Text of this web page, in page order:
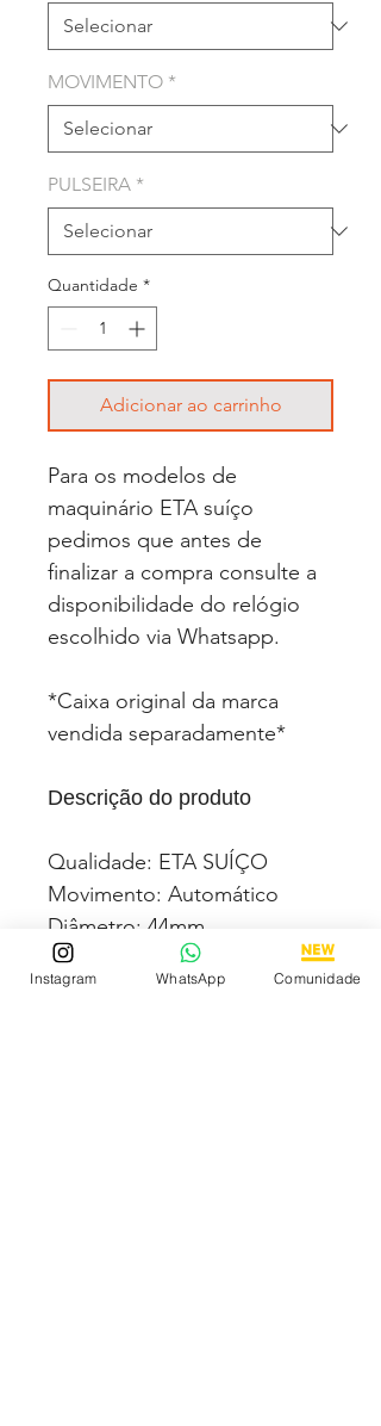
MOVIMENTO *
PULSEIRA *
Quantidade *
Adicionar ao carrinho
Para os modelos de
maquinário ETA suíço
pedimos que antes de
finalizar a compra consulte a
disponibilidade do relógio
escolhido via Whatsapp.
*Caixa original da marca
vendida separadamente*
Descrição do produto
Qualidade: ETA SUÍÇO
Movimento: Automático
Diâmetro: 44mm
Vidro: Cristal Safira
Crono: 100 % funcional
Instagram WhatsApp Comunidade